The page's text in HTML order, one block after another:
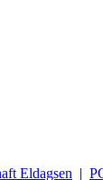
Eldagsen |